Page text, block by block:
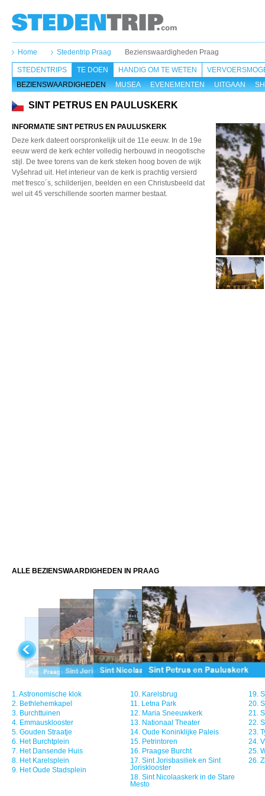
Home Stedentrip Praag Bezienswaardigheden Praag
STEDENTRIPS
TE DOEN
BEZIENSWAARDIGHEDEN
MUSEA EVENEMENTEN UITGAAN
HANDIG OM TE WETEN
SINT PETRUS EN PAULUSKERK
INFORMATIE SINT PETRUS EN PAULUSKERK
Deze kerk dateert oorspronkelijk uit de 11e eeuw. In de 19e
eeuw werd de kerk echter volledig herbouwd in neogotische
stijl. De twee torens van de kerk steken hoog boven de wijk
Vyšehrad uit. Het interieur van de kerk is prachtig versierd
met fresco´s, schilderijen, beelden en een Christusbeeld dat
wel uit 45 verschillende soorten marmer bestaat.
ALLE BEZIENSWAARDIGHEDEN IN PRAAG
1.Astronomische klok
2. Bethlehemkapel
3. Burchttuinen
4. Emmausklooster
5. Gouden Straatje
6. Het Burchtplein
7. Het Dansende Huis
8. Het Karelsplein
9. Het Oude Stadsplein
10. Karelsbrug
11. Letna Park
12. Maria Sneeuwkerk
13. Nationaal Theater
14. Oude Koninklijke Paleis
15. Petrintoren
16. Praagse Burcht
17. Sint Jorisbasiliek en Sint
Jorisklooster
18. Sint Nicolaaskerk in de Stare
Mesto
19.
20.
21.
22.
23.
24.
25.
26.